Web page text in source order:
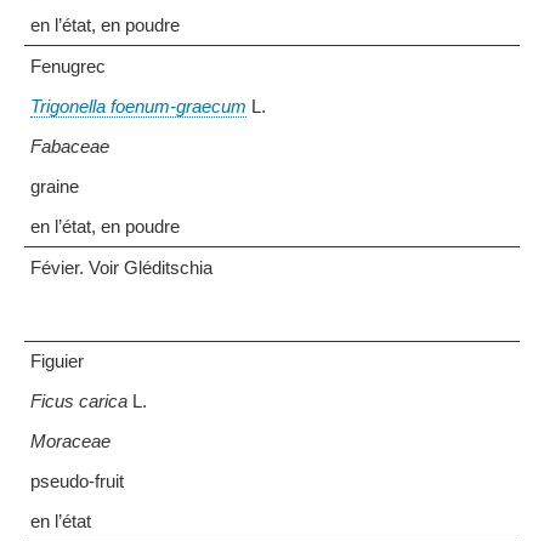
en l’état, en poudre
Fenugrec
Trigonella foenum-graecum L.
Fabaceae
graine
en l’état, en poudre
Févier. Voir Gléditschia
Figuier
Ficus carica L.
Moraceae
pseudo-fruit
en l’état